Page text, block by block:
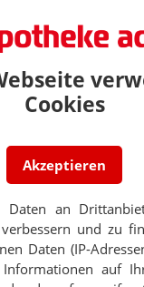
Cookies
Akzeptieren
Daten an
und zu
Daten (IP-
auf
Apotheken in Meck-
APOTHEKER?
SO ZUM WISSEN
sollen Klimaanlagen
PHARMAZIE-
– weiterhin